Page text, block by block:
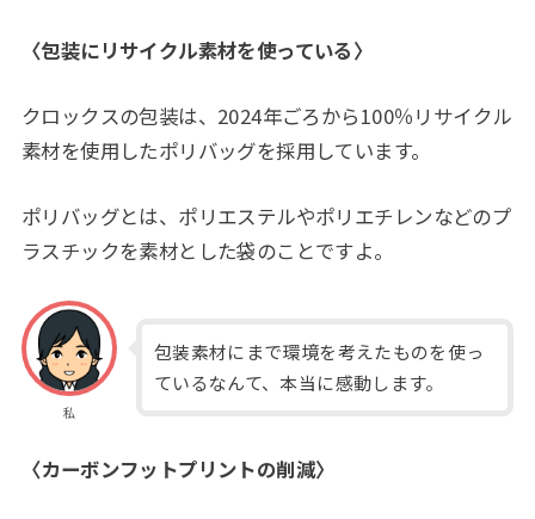
〈包装にリサイクル素材を使っている〉
クロックスの包装は、2024年ごろから100％リサイクル
素材を使用したポリバッグを採用しています。
ポリバッグとは、ポリエステルやポリエチレンなどのプ
ラスチックを素材とした袋のことですよ。
私
包装素材にまで環境を考えたものを使っ
ているなんて、本当に感動します。
〈カーボンフットプリントの削減〉